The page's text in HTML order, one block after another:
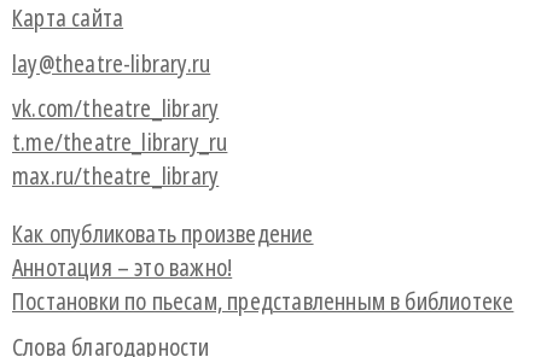
Карта сайта
lay@theatre-library.ru
vk.com/theatre_library
t.me/theatre_library_ru
max.ru/theatre_library
Как опубликовать произведение
Аннотация – это важно!
Постановки по пьесам, представленным в библиотеке
Слова благодарности